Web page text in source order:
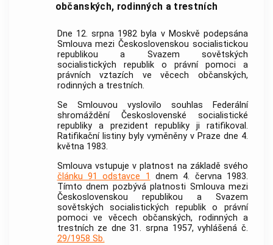
občanských, rodinných a trestních
Dne 12. srpna 1982 byla v Moskvě podepsána
Smlouva mezi Československou socialistickou
republikou a Svazem sovětských
socialistických republik o právní pomoci a
právních vztazích ve věcech občanských,
rodinných a trestních.
Se Smlouvou vyslovilo souhlas Federální
shromáždění Československé socialistické
republiky a prezident republiky ji ratifikoval.
Ratifikační listiny byly vyměněny v Praze dne 4.
května 1983.
Smlouva vstupuje v platnost na základě svého
článku 91 odstavce 1
dnem 4. června 1983.
Tímto dnem pozbývá platnosti Smlouva mezi
Československou republikou a Svazem
sovětských socialistických republik o právní
pomoci ve věcech občanských, rodinných a
trestních ze dne 31. srpna 1957, vyhlášená č.
29/1958 Sb.